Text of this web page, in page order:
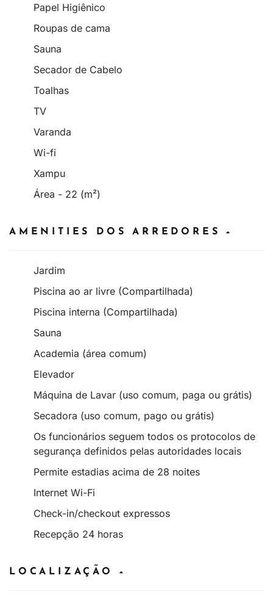
Papel Higiênico
Roupas de cama
Sauna
Secador de Cabelo
Toalhas
TV
Varanda
Wi-fi
Xampu
Área - 22 (m²)
AMENITIES DOS ARREDORES
Jardim
Piscina ao ar livre (Compartilhada)
Piscina interna (Compartilhada)
Sauna
Academia (área comum)
Elevador
Máquina de Lavar (uso comum, paga ou grátis)
Secadora (uso comum, pago ou grátis)
Os funcionários seguem todos os protocolos de
segurança definidos pelas autoridades locais
Permite estadias acima de 28 noites
Internet Wi-Fi
Check-in/checkout expressos
Recepção 24 horas
LOCALIZAÇÃO